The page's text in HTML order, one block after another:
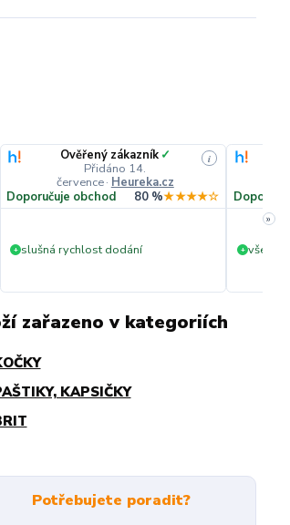
Ověřený zákazník ✓
Přidáno 14.
července· Heureka.cz
i
Doporučuje obchod 80 %★★★★☆
+ slušná rychlost dodání + vše v
»
zařazeno v kategoriích
KAPSIČKY
Potřebujete poradit?